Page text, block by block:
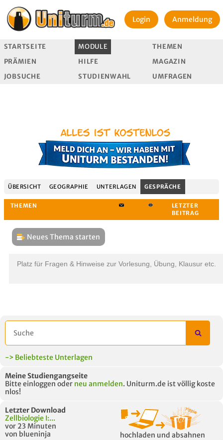
Login Anmeldung
STARTSEITE MODULE
THEMEN
PRÄMIEN
HILFE
MAGAZIN
JOBSUCHE
STUDIENWAHL UMFRAGEN
ÜBERSICHT GEOGRAPHIE UNTERLAGEN GESPRÄCHE
Neues Thema starten
Platz für Fragen & Hinweise zur Vorlesung, Übung, Klausur etc.
-> Beliebteste Unterlagen
Meine Studiengangseite
Bitte einloggen oder neu anmelden. Uniturm.de ist völlig koste
nlos!
Letzter Download
Zellbiologie I:...
vor 23 Minuten
von blueninja
hochladen und absahnen